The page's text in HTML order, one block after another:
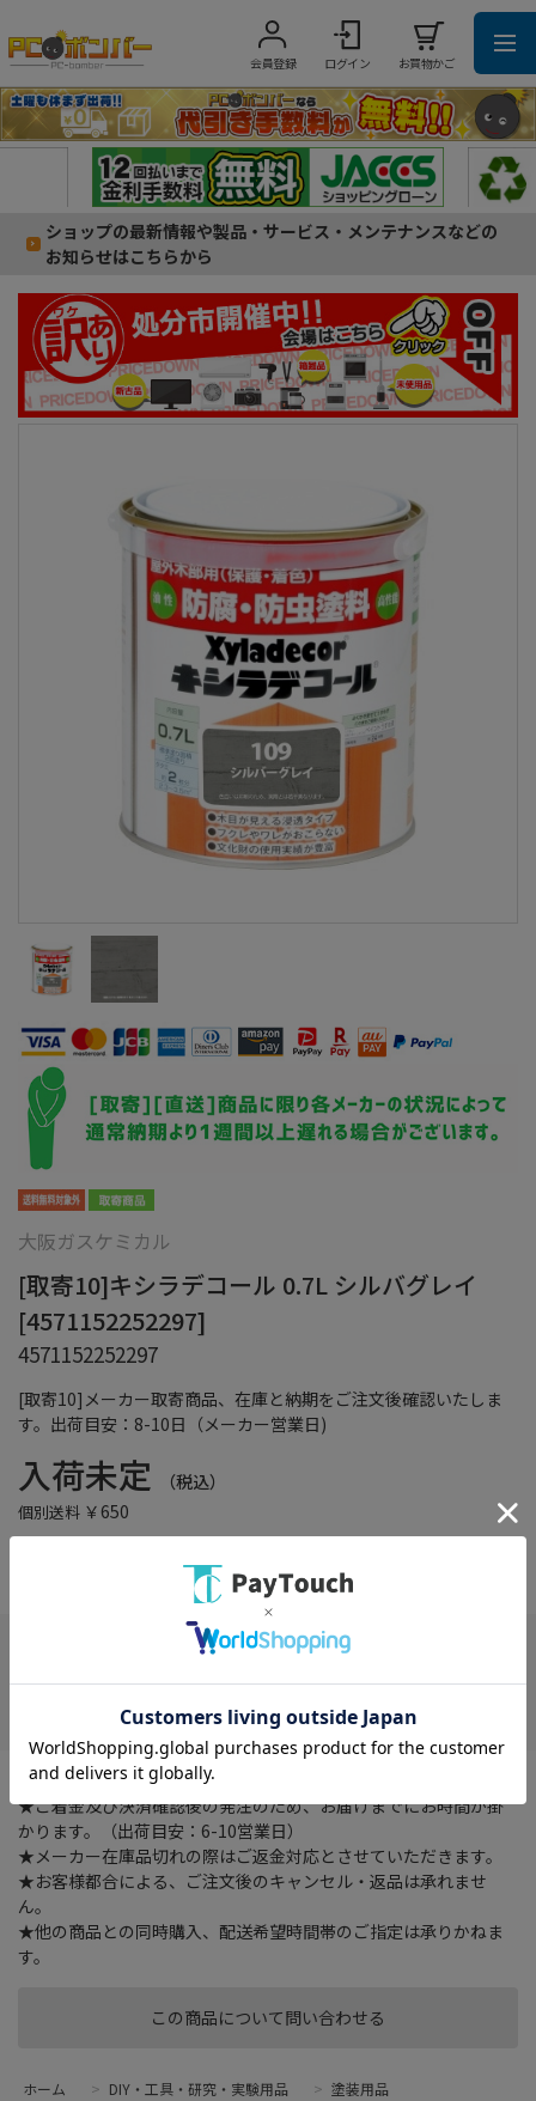
会員登録 ログイン お買物かご
ショップの最新情報や製品・サービス・メンテナンスなどの
お知らせはこちらから
[取寄10]メーカー取寄商品、在庫と納期をご注文後確認いたしま
す。出荷目安：8-10日（メーカー営業日)
大阪ガスケミカル
[取寄10]キシラデコール 0.7L シルバグレイ
[4571152252297]
4571152252297
入荷未定 （税込）
個別送料 ￥650
この商品について問い合わせる
在庫がありません
★ご注文確認後に在庫状況をお調べいたします。
★ご着金及び決済確認後の発注のため、お届けまでにお時間が掛
かります。（出荷目安：6-10営業日）
★メーカー在庫品切れの際はご返金対応とさせていただきます。
★お客様都合による、ご注文後のキャンセル・返品は承れませ
ん。
★他の商品との同時購入、配送希望時間帯のご指定は承りかねま
す。
ホーム > DIY・工具・研究・実験用品 > 塗装用品